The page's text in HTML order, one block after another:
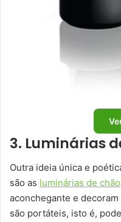
3. Luminárias
Outra ideia única e
são as luminárias de chão
aconchegante e
são portáteis, isto é,